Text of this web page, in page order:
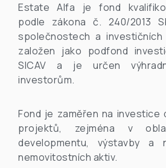
Estate Alfa je fond
podle zákona č. 240/2013
společnostech a
založen jako podfond
SICAV a je určen
investorům.
Fond je zaměřen na investice
projektů, zejména v
developmentu, výstavby a
nemovitostních aktiv.